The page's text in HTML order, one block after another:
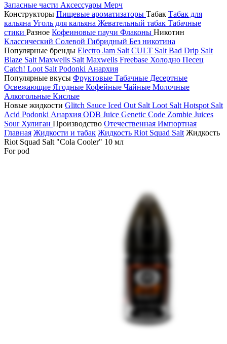
Запасные части Аксессуары Мерч
Конструкторы Пищевые ароматизаторы Табак Табак для
кальяна Уголь для кальяна Жевательный табак Табачные
стики Разное Кофеиновые паучи Флаконы Никотин
Классический Солевой Гибридный Без никотина
Популярные бренды Electro Jam Salt CULT Salt Bad Drip Salt
Blaze Salt Maxwells Salt Maxwells Freebase Холодно Песец
Catch! Loot Salt Podonki Анархия
Популярные вкусы Фруктовые Табачные Десертные
Освежающие Ягодные Кофейные Чайные Молочные
Алкогольные Кислые
Новые жидкости Glitch Sauce Iced Out Salt Loot Salt Hotspot Salt
Acid Podonki Анархия ODB Juice Genetic Code Zombie Juices
Sour Хулиган Производство Отечественная Импортная
Главная Жидкости и табак Жидкость Riot Squad Salt Жидкость
Riot Squad Salt "Cola Cooler" 10 мл
For pod